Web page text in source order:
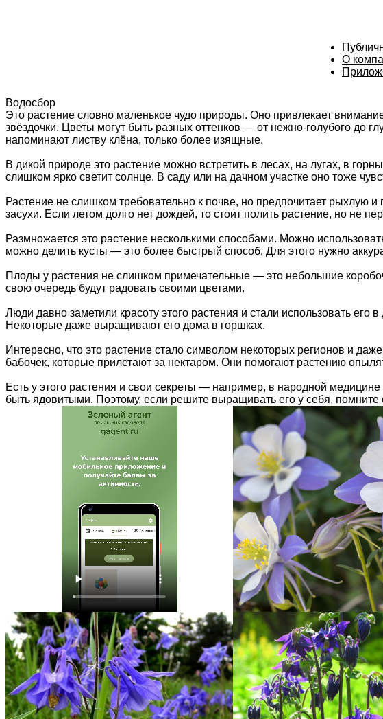
О
Водосбор
Это растение словно маленькое чудо природы. Оно привлекает
звёздочки. Цветы могут быть разных оттенков — от нежно-голубого до
напоминают листву клёна, только более изящные.
В дикой природе это растение можно встретить в лесах, на лугах, в
слишком ярко светит солнце. В саду или на дачном участке оно тоже
Растение не слишком требовательно к почве, но предпочитает
засухи. Если летом долго нет дождей, то стоит полить растение, но не
Размножается это растение несколькими способами. Можно
можно делить кусты — это более быстрый способ. Для этого нужно
Плоды у растения не слишком примечательные — это небольшие
свою очередь будут радовать своими цветами.
Люди давно заметили красоту этого растения и стали использовать
Некоторые даже выращивают его дома в горшках.
Интересно, что это растение стало символом некоторых регионов и
бабочек, которые прилетают за нектаром. Они помогают растению
Есть у этого растения и свои секреты — например, в народной
быть ядовитыми. Поэтому, если решите выращивать его у себя,